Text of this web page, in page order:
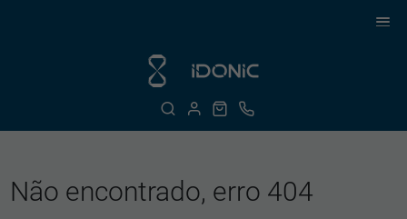
Não encontrado, erro 404